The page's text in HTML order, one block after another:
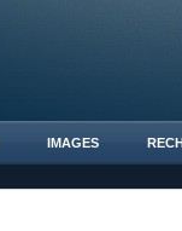
IMAGES